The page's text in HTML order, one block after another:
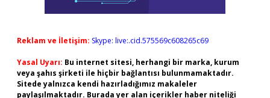
Reklam ve İletişim: Skype: live:.cid.575569c608265c69
Yasal Uyarı: Bu internet sitesi, herhangi bir marka, kurum
veya şahıs şirketi ile hiçbir bağlantısı bulunmamaktadır.
Sitede yalnızca kendi hazırladığımız makaleler
paylaşılmaktadır. Burada yer alan içerikler haber niteliği